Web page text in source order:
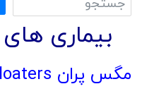
بیماری
مگس پران Floaters